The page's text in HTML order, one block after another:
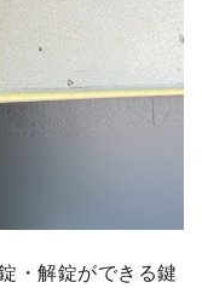
・解錠ができる鍵